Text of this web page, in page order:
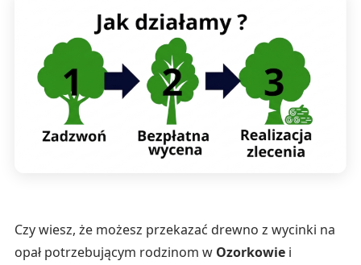
Czy wiesz, że możesz przekazać drewno z wycinki na
opał potrzebującym rodzinom w Ozorkowiei